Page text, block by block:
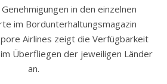
in den einzelnen
im Bordunterhaltungsmagazin
Airlines zeigt die Verfügbarkeit
Überfliegen der jeweiligen Länder
an.